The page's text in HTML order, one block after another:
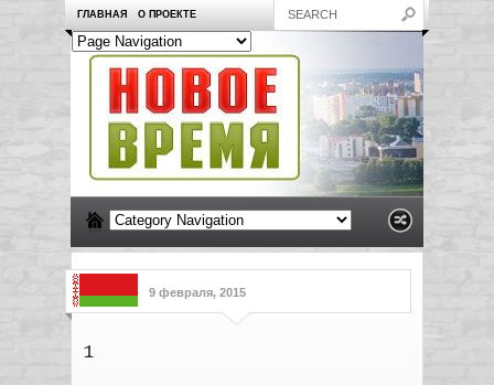
ГЛАВНАЯ О ПРОЕКТЕ
9 февраля, 2015
1